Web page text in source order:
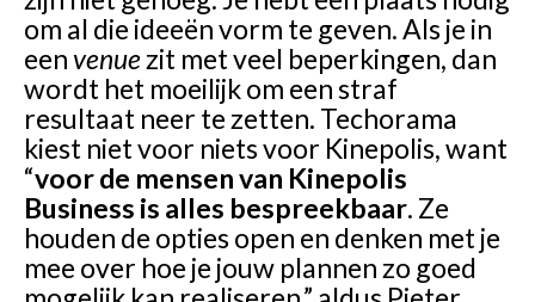
om al die ideeën vorm te geven. Als je in
een venuezit met veel beperkingen, dan
wordt het moeilijk om een straf
resultaat neer te zetten. Techorama
kiest niet voor niets voor Kinepolis, want
“voor de mensen van Kinepolis
Business is alles bespreekbaar. Ze
houden de opties open en denken met je
mee over hoe je jouw plannen zo goed